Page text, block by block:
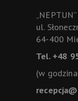
„NEPTUN”
ul.
64-400
Tel. +48
(w